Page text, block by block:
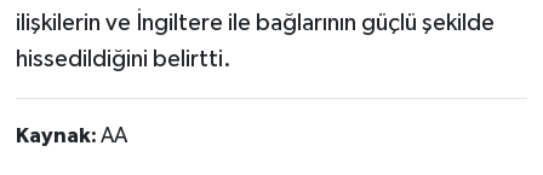
ilişkilerin ve İngiltere ile bağlarının güçlü şekilde
hissedildiğini belirtti.
Kaynak: AA